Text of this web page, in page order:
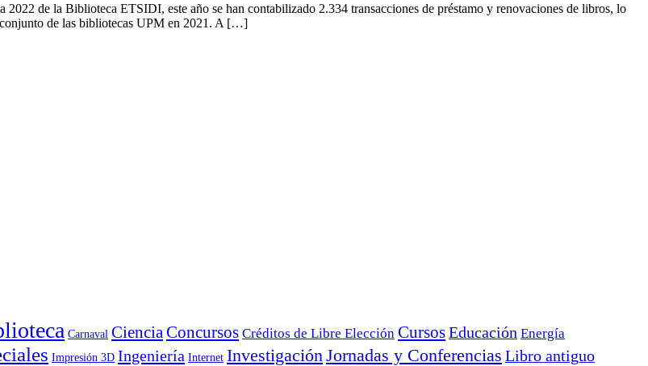
de la Biblioteca ETSIDI, este año se han contabilizado 2.334 transacciones de préstamo y renovaciones de libros, lo
de las bibliotecas UPM en 2021. A […]
Carnaval Ciencia Concursos Créditos de Libre Elección CursosEducación Energía
Impresión 3D Ingeniería Internet Investigación Jornadas y Conferencias Libro antiguo